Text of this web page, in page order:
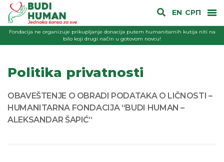
EN СРП
Fondacija ne organizuje prikupljanje donacija putem humanitarnih kutija niti na
bilo koji drugi način u gotovom novcu!
Politika privatnosti
OBAVEŠTENJE O OBRADI PODATAKA O LIČNOSTI –
HUMANITARNA FONDACIJA “BUDI HUMAN –
ALEKSANDAR ŠAPIĆ“